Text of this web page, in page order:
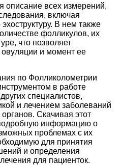
описание всех измерений,
включая
В нем также
фолликулов, их
что позволяет
и момент ее
по Фолликолометрии
в работе
специалистов,
и лечением заболеваний
Скачивая этот
информацию о
проблемах с их
для принятия
и определения
для пациенток.